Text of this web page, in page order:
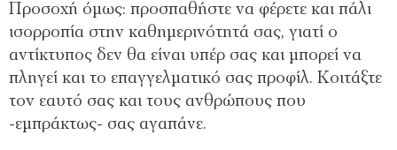
Προσοχή όμως: προσπαθήστε να φέρετε και πάλι
ισορροπία στην καθημερινότητά σας, γιατί ο
αντίκτυπος δεν θα είναι υπέρ σας και μπορεί να
πληγεί και το επαγγελματικό σας προφίλ. Κοιτάξτε
τον εαυτό σας και τους ανθρώπους που
-εμπράκτως- σας αγαπάνε.